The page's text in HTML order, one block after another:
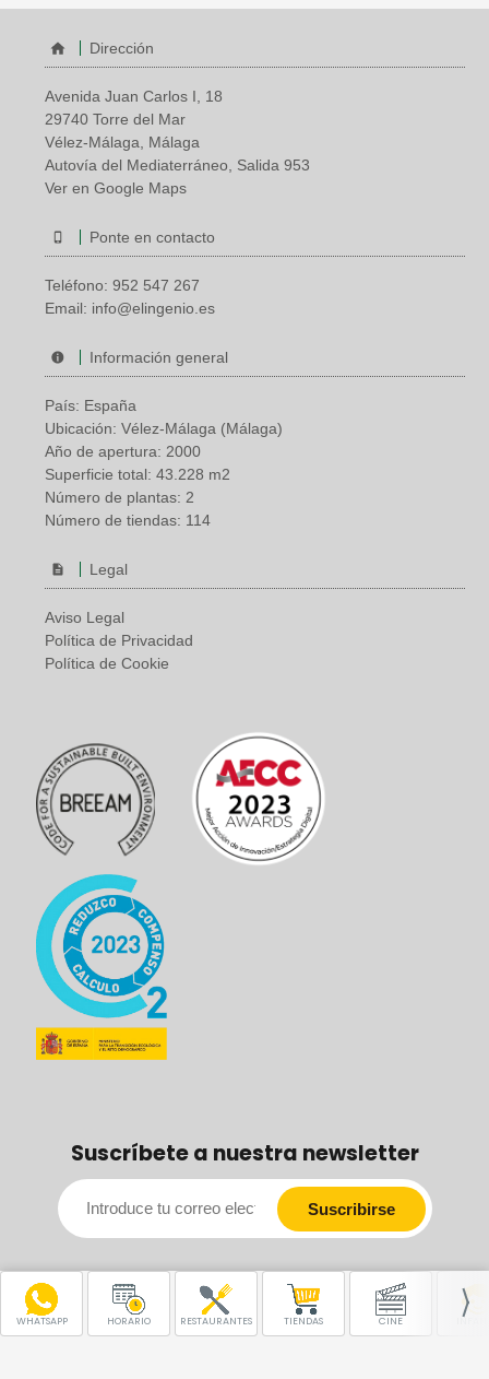
WHATSAPP HORARIO RESTAURANTES TIENDAS CINE
Dirección
Avenida Juan Carlos I, 18
29740 Torre del Mar
Vélez-Málaga, Málaga
Autovía del Mediaterráneo, Salida 953
Ver en Google Maps
Ponte en contacto
Teléfono: 952 547 267
Email: info@elingenio.es
Información general
País: España
Ubicación: Vélez-Málaga (Málaga)
Año de apertura: 2000
Superficie total: 43.228 m2
Número de plantas: 2
Número de tiendas: 114
Legal
Aviso Legal
Política de Privacidad
Política de Cookie
Suscríbete a nuestra newsletter